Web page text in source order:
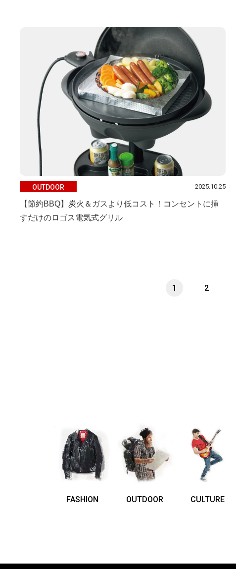
OUTDOOR 2025.10.25
【節約BBQ】炭火＆ガスより低コスト！コンセントに挿
すだけのロゴス電気式グリル
1 2
FASHION OUTDOOR CULTURE